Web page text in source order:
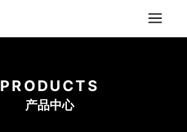
PRODUCTS
产品中心